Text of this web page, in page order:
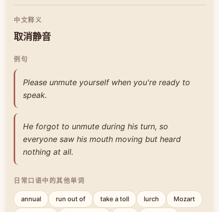
中文释义
取消静音
例句
Please unmute yourself when you're ready to
speak.
He forgot to unmute during his turn, so
everyone saw his mouth moving but heard
nothing at all.
日常口语中的其他单词
annual run out of take a toll lurch Mozart